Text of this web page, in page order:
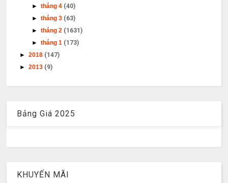
►tháng 4 (40)
►tháng 3 (63)
►tháng 2 (1631)
►tháng 1 (173)
►2018 (147)
►2013 (9)
Bảng Giá 2025
KHUYẾN MÃI